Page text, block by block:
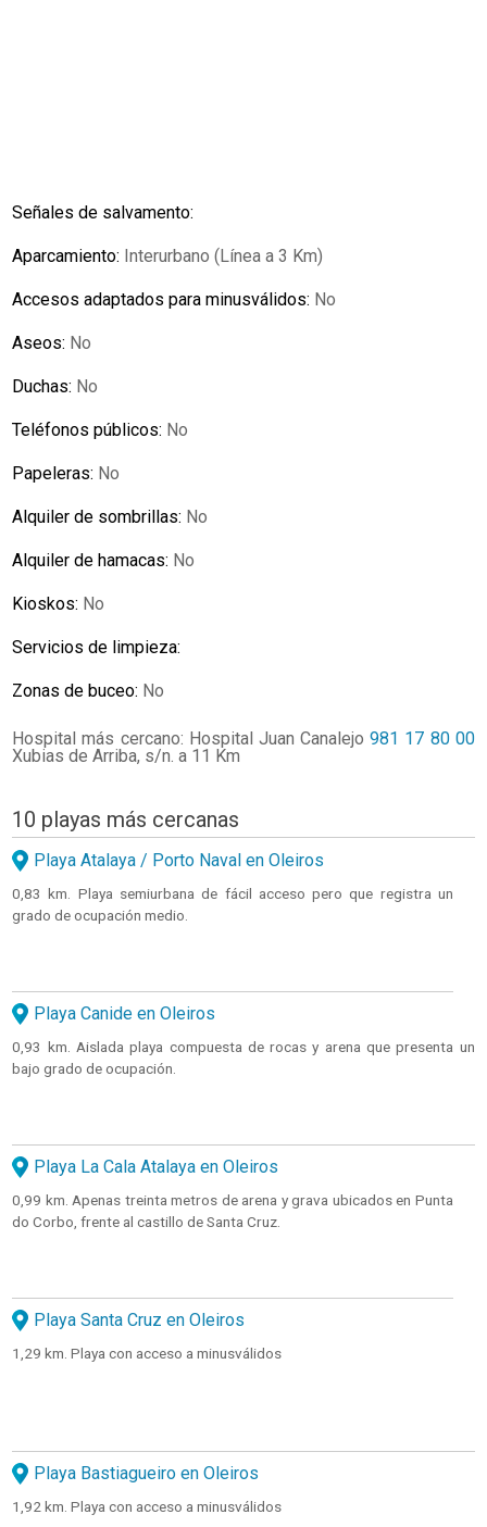
Señales de salvamento:
Aparcamiento: Interurbano (Línea a 3 Km)
Accesos adaptados para minusválidos: No
Aseos: No
Duchas: No
Teléfonos públicos: No
Papeleras: No
Alquiler de sombrillas: No
Alquiler de hamacas: No
Kioskos: No
Servicios de limpieza:
Zonas de buceo: No
Hospital más cercano: Hospital Juan Canalejo981 17 80 00
Xubias de Arriba, s/n. a 11 Km
10 playas más cercanas
Playa Atalaya / Porto Naval en Oleiros
0,83 km. Playa semiurbana de fácil acceso pero que registra un
grado de ocupación medio.
Playa Canide en Oleiros
0,93 km. Aislada playa compuesta de rocas y arena que presenta un
bajo grado de ocupación.
Playa La Cala Atalaya en Oleiros
0,99 km. Apenas treinta metros de arena y grava ubicados en Punta
do Corbo, frente al castillo de Santa Cruz.
Playa Santa Cruz en Oleiros
1,29 km. Playa con acceso a minusválidos
Playa Bastiagueiro en Oleiros
1,92 km. Playa con acceso a minusválidos